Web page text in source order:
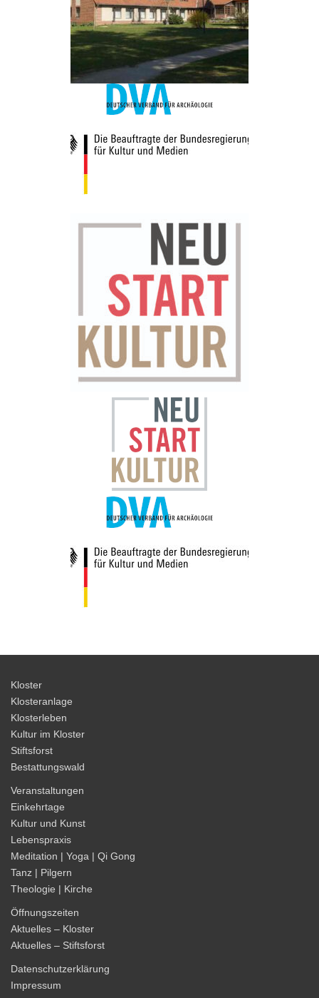
Kloster
Klosteranlage
Klosterleben
Kultur im Kloster
Stiftsforst
Bestattungswald
Veranstaltungen
Einkehrtage
Kultur und Kunst
Lebenspraxis
Meditation | Yoga | Qi Gong
Tanz | Pilgern
Theologie | Kirche
Öffnungszeiten
Aktuelles – Kloster
Aktuelles – Stiftsforst
Datenschutzerklärung
Impressum